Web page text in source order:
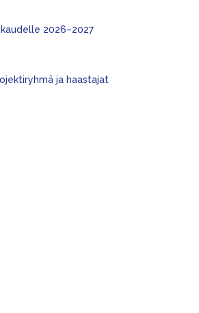
2026–2027
ja haastajat